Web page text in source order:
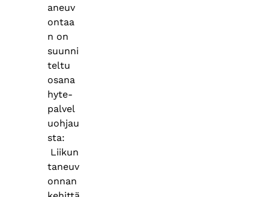
aneuv
ontaa
n on
suunni
teltu
osana
hyte-
palvel
uohjau
sta:
Liikun
taneuv
onnan